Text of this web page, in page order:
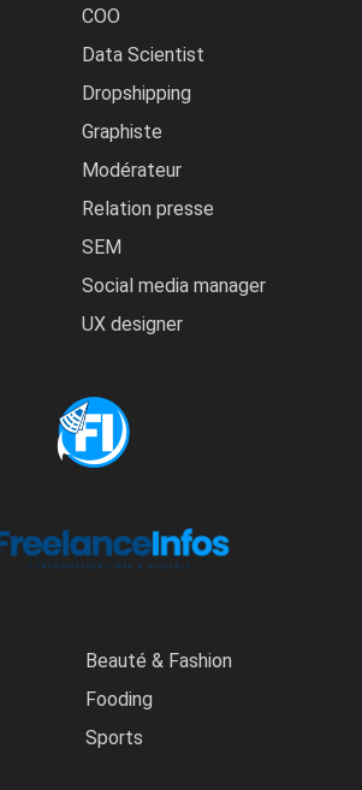
COO
Data Scientist
Dropshipping
Graphiste
Modérateur
Relation presse
SEM
Social media manager
UX designer
Beauté & Fashion
Fooding
Sports